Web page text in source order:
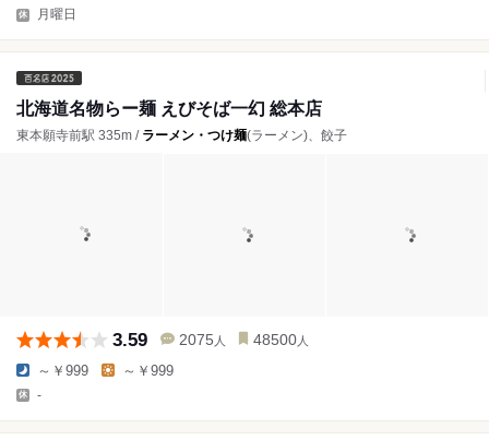
月曜日
北海道名物らー麺 えびそば一幻 総本店
東本願寺前駅 335m / ラーメン・つけ麺(ラーメン)、餃子
3.59 2075 人 48500 人
～￥999 ～￥999
-